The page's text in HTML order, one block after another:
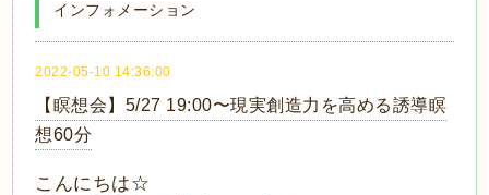
インフォメーション
2022-05-10 14:36:00
【瞑想会】5/27 19:00〜現実創造力を高める誘導瞑
想60分
こんにちは☆